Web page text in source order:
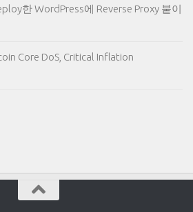
한 WordPress에 Reverse Proxy 붙이
Core DoS, Critical Inflation